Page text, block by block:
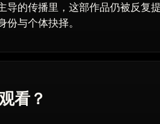
导的传播里，这部作品仍被反复
与个体抉择。
看？